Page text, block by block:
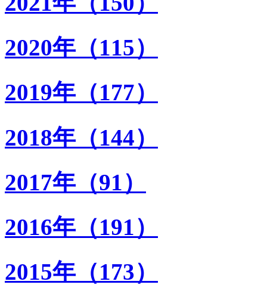
2020年（115）
2019年（177）
2018年（144）
2017年（91）
2016年（191）
2015年（173）